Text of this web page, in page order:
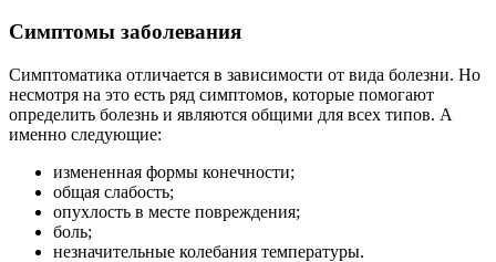
Симптомы заболевания
Симптоматика отличается в зависимости от вида болезни. Но
несмотря на это есть ряд симптомов, которые помогают
определить болезнь и являются общими для всех типов. А
именно следующие:
измененная формы конечности;
общая слабость;
опухлость в месте повреждения;
боль;
незначительные колебания температуры.